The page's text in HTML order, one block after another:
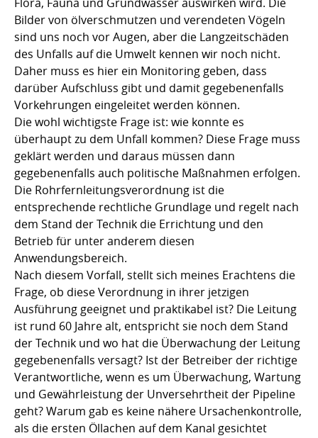
Bilder von ölverschmutzen und verendeten Vögeln
sind uns noch vor Augen, aber die Langzeitschäden
des Unfalls auf die Umwelt kennen wir noch nicht.
Daher muss es hier ein Monitoring geben, dass
darüber Aufschluss gibt und damit gegebenenfalls
Vorkehrungen eingeleitet werden können.
Die wohl wichtigste Frage ist: wie konnte es
überhaupt zu dem Unfall kommen? Diese Frage muss
geklärt werden und daraus müssen dann
gegebenenfalls auch politische Maßnahmen erfolgen.
Die Rohrfernleitungsverordnung ist die
entsprechende rechtliche Grundlage und regelt nach
dem Stand der Technik die Errichtung und den
Betrieb für unter anderem diesen
Anwendungsbereich.
Nach diesem Vorfall, stellt sich meines Erachtens die
Frage, ob diese Verordnung in ihrer jetzigen
Ausführung geeignet und praktikabel ist? Die Leitung
ist rund 60 Jahre alt, entspricht sie noch dem Stand
der Technik und wo hat die Überwachung der Leitung
gegebenenfalls versagt? Ist der Betreiber der richtige
Verantwortliche, wenn es um Überwachung, Wartung
und Gewährleistung der Unversehrtheit der Pipeline
geht? Warum gab es keine nähere Ursachenkontrolle,
als die ersten Öllachen auf dem Kanal gesichtet